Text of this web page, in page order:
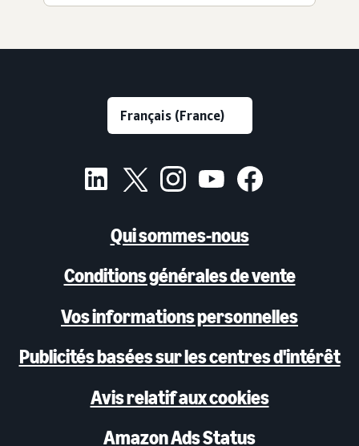
Qui sommes-nous
Conditions générales de vente
Vos informations personnelles
Publicités basées sur les centres d'intérêt
Avis relatif aux cookies
Amazon Ads Status